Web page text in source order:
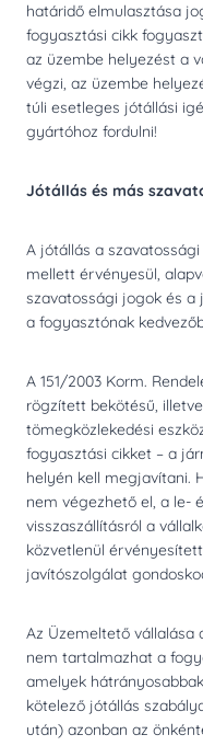
határidő elmulasztása
fogyasztási cikk
az üzembe helyezést a
végzi, az üzembe
túli esetleges jótállási
gyártóhoz fordulni!
Jótállás és más
A jótállás a
mellett érvényesül,
szavatossági jogok és a
a fogyasztónak
A 151/2003 Korm.
rögzített bekötésű,
tömegközlekedési
fogyasztási cikket – a
helyén kell megjavítani.
nem végezhető el, a le-
visszaszállításról a
közvetlenül
javítószolgálat
Az Üzemeltető
nem tartalmazhat a
amelyek
kötelező jótállás
után) azonban az